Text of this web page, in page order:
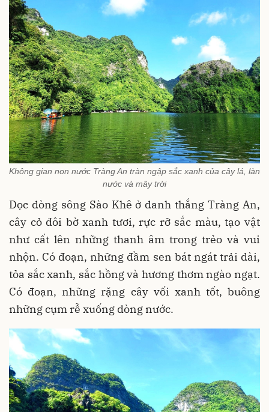
Không gian non nước Tràng An tràn ngập sắc xanh của cây lá, làn
nước và mây trời
Dọc dòng sông Sào Khê ở danh thắng Tràng An,
cây cỏ đôi bờ xanh tươi, rực rỡ sắc màu, tạo vật
như cất lên những thanh âm trong trẻo và vui
nhộn. Có đoạn, những đầm sen bát ngát trải dài,
tỏa sắc xanh, sắc hồng và hương thơm ngào ngạt.
Có đoạn, những rặng cây vối xanh tốt, buông
những cụm rễ xuống dòng nước.